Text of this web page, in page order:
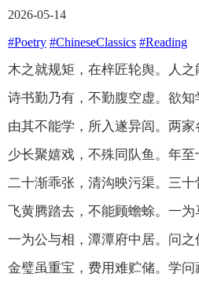
2026-05-14
#Poetry #ChineseClassics #Reading
木之就规矩，在梓匠轮舆。人之
诗书勤乃有，不勤腹空虚。欲知
由其不能学，所入遂异闾。两家
少长聚嬉戏，不殊同队鱼。年至
二十渐乖张，清沟映污渠。三十
飞黄腾踏去，不能顾蟾蜍。一为
一为公与相，潭潭府中居。问之
金璧虽重宝，费用难贮储。学问